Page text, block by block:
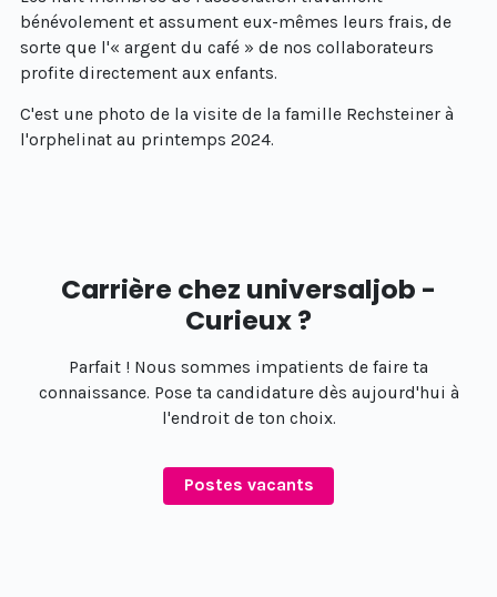
bénévolement et assument eux-mêmes leurs frais, de
sorte que l'« argent du café » de nos collaborateurs
profite directement aux enfants.
C'est une photo de la visite de la famille Rechsteiner à
l'orphelinat au printemps 2024.
Carrière chez universaljob -
Curieux ?
Parfait ! Nous sommes impatients de faire ta
connaissance. Pose ta candidature dès aujourd'hui à
l'endroit de ton choix.
Postes vacants